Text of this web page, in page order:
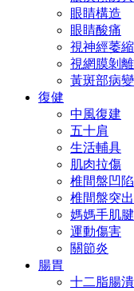
眼睛構造
眼睛酸痛
視神經萎縮
視網膜剝離
黃斑部病變
復健
中風復建
五十肩
生活輔具
肌肉拉傷
椎間盤凹陷
椎間盤突出
媽媽手肌
運動傷害
關節炎
腸胃
十二脂腸